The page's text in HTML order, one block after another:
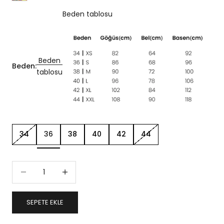
Beden:
Beden
tablosu
Beden tablosu
34 36 38 40 42 44
SEPETE EKLE